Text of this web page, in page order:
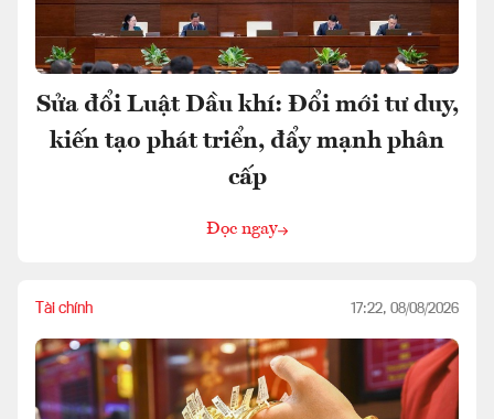
Sửa đổi Luật Dầu khí: Đổi mới tư duy,
kiến tạo phát triển, đẩy mạnh phân
cấp
Đọc ngay
Tài chính 17:22, 08/08/2026